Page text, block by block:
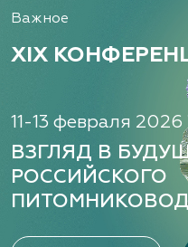
Важное
XIX
11-13 февраля 2026
ВЗГЛЯД В
РОССИЙСКОГО